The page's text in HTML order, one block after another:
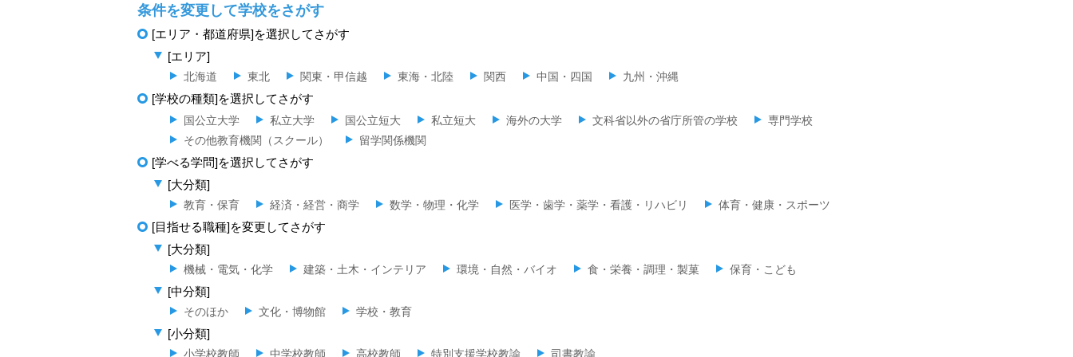
条件を変更して学校をさがす
[エリア・都道府県]を選択してさがす
[エリア]
北海道 東北 関東・甲信越 東海・北陸 関西 中国・四国 九州・沖縄
[学校の種類]を選択してさがす
国公立大学 私立大学 国公立短大 私立短大 海外の大学 文科省以外の省庁所管の学校
専門学校
その他教育機関（スクール）
留学関係機関
[学べる学問]を選択してさがす
[大分類]
教育・保育 経済・経営・商学 数学・物理・化学 医学・歯学・薬学・看護・リハビリ 体育・健康・スポーツ
[目指せる職種]を変更してさがす
[大分類]
機械・電気・化学 建築・土木・インテリア 環境・自然・バイオ 食・栄養・調理・製菓 保育・こども
[中分類]
そのほか 文化・博物館 学校・教育
[小分類]
小学校教師 中学校教師 高校教師 特別支援学校教諭 司書教諭